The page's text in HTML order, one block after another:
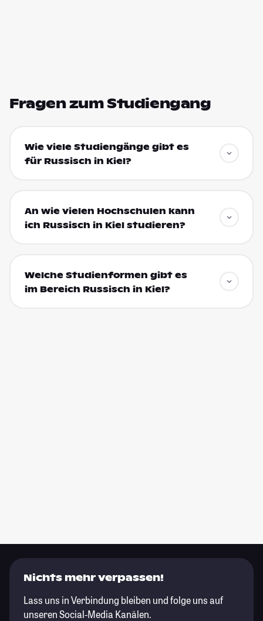
Fragen zum Studiengang
Wie viele Studiengänge gibt es
für Russisch in Kiel?
An wie vielen Hochschulen kann
ich Russisch in Kiel studieren?
Welche Studienformen gibt es
im Bereich Russisch in Kiel?
Nichts mehr verpassen!
Lass uns in Verbindung bleiben und folge uns auf
unseren Social-Media Kanälen.